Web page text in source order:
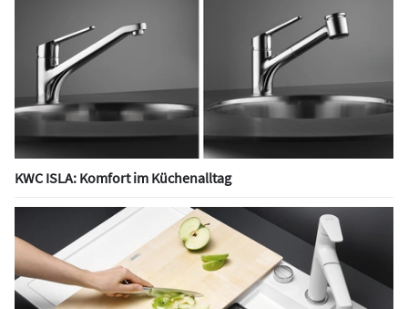
KWC ISLA: Komfort im Küchenalltag